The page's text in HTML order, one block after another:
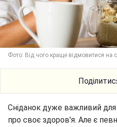
Фото: Від чого краще відмовитися на
Сніданок дуже важливий для
про своє здоров'я. Але є